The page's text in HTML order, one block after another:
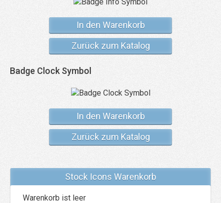
In den Warenkorb
Zurück zum Katalog
Badge Clock Symbol
In den Warenkorb
Zurück zum Katalog
Stock Icons Warenkorb
Warenkorb ist leer